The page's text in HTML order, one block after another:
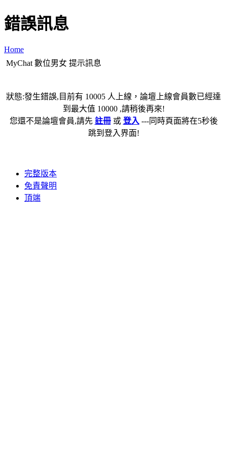
錯誤訊息
Home
MyChat 數位男女 提示訊息
狀態:發生錯誤,目前有 10005 人上線，論壇上線會員數已經達
到最大值 10000 ,請稍後再來!
您還不是論壇會員,請先 註冊或 登入 ---同時頁面將在5秒後
跳到登入界面!
完整版本
免責聲明
頂端